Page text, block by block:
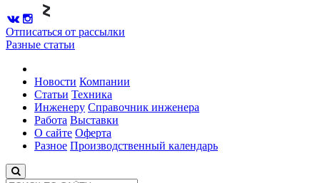
Отписаться от рассылки
Разные статьи
Новости Компании
Статьи Техника
Инженеру Справочник инженера
Работа Выставки
О сайте Оферта
Разное Производственный календарь